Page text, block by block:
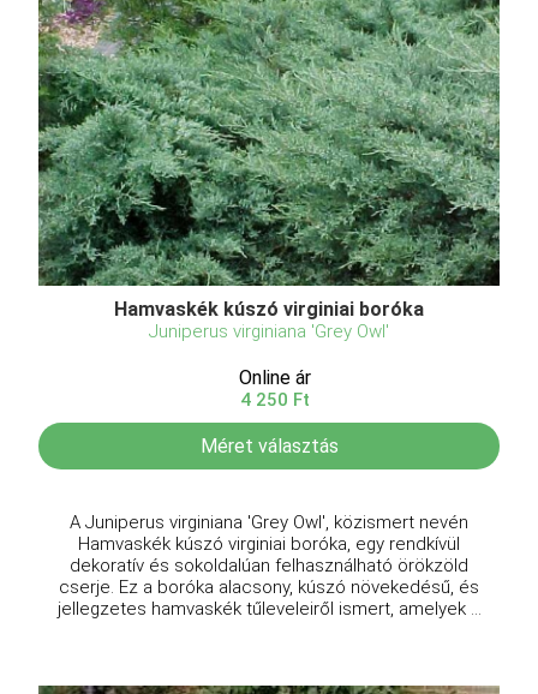
Hamvaskék kúszó virginiai boróka
Juniperus virginiana 'Grey Owl'
Online ár
4 250 Ft
Méret választás
A Juniperus virginiana 'Grey Owl', közismert nevén
Hamvaskék kúszó virginiai boróka, egy rendkívül
dekoratív és sokoldalúan felhasználható örökzöld
cserje. Ez a boróka alacsony, kúszó növekedésű, és
jellegzetes hamvaskék tűleveleiről ismert, amelyek ...